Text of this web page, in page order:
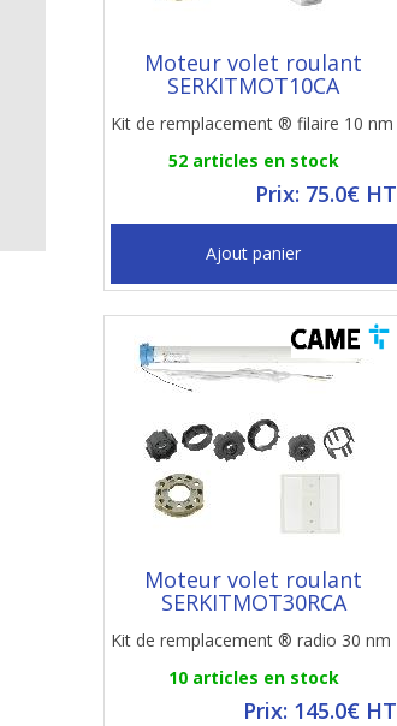
Moteur volet roulant
SERKITMOT10CA
Kit de remplacement ® filaire 10 nm
52 articles en stock
Prix: 75.0€ HT
Ajout panier
Moteur volet roulant
SERKITMOT30RCA
Kit de remplacement ® radio 30 nm
10 articles en stock
Prix: 145.0€ HT